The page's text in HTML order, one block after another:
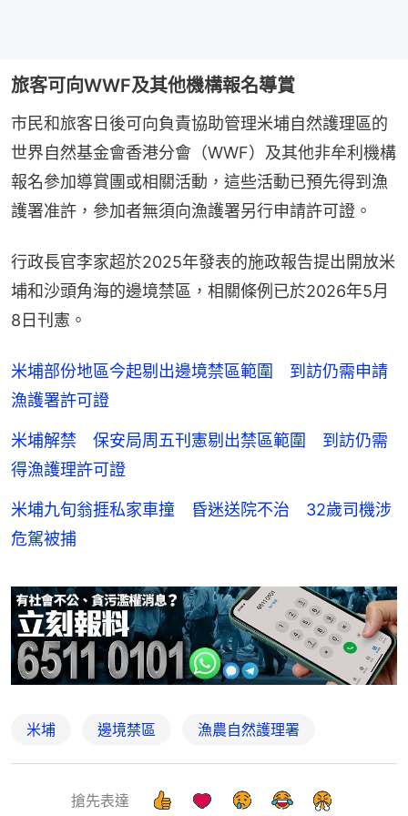
旅客可向WWF及其他機構報名導賞
市民和旅客日後可向負責協助管理米埔自然護理區的
世界自然基金會香港分會（WWF）及其他非牟利機構
報名參加導賞團或相關活動，這些活動已預先得到漁
護署准許，參加者無須向漁護署另行申請許可證。
行政長官李家超於2025年發表的施政報告提出開放米
埔和沙頭角海的邊境禁區，相關條例已於2026年5月
8日刊憲。
米埔部份地區今起剔出邊境禁區範圍 到訪仍需申請
漁護署許可證
米埔解禁 保安局周五刊憲剔出禁區範圍 到訪仍需
得漁護理許可證
米埔九旬翁捱私家車撞 昏迷送院不治 32歲司機涉
危駕被捕
米埔 邊境禁區 漁農自然護理署
搶先表達